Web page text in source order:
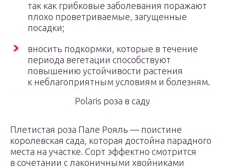
так как грибковые заболевания поражают
плохо проветриваемые, загущенные
посадки;
вносить подкормки, которые в течение
периода вегетации способствуют
повышению устойчивости растения
к неблагоприятным условиям и болезням.
Polaris роза в саду
Плетистая роза Пале Рояль — поистине
королевская сада, которая достойна парадного
места на участке. Сорт эффектно смотрится
в сочетании с лаконичными хвойниками